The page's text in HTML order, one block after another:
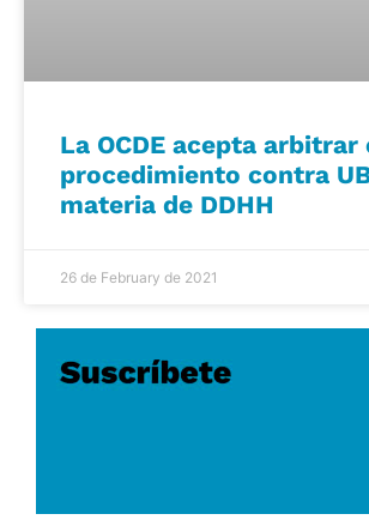
La OCDE acepta arbitrar
procedimiento contra
materia de DDHH
26 de February de 2021